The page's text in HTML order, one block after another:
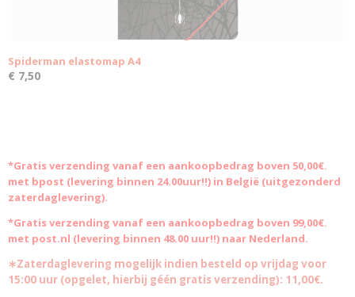
Spiderman elastomap A4
€ 7,50
*Gratisverzending vanaf een aankoopbedrag boven 50,00€.
met bpost (levering binnen 24.00uur!!) in België (uitgezonderd
zaterdaglevering).
*Gratis verzending vanaf een aankoopbedrag boven 99,00€.
met post.nl (levering binnen 48.00 uur!!) naar Nederland.
∗Zaterdaglevering mogelijk indien besteld op vrijdag voor
15:00 uur (opgelet, hierbij géén gratis verzending): 11,00€.